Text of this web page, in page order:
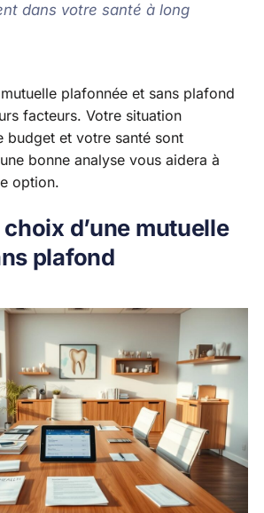
dans votre santé à long
plafonnée et sans plafond
facteurs. Votre situation
budget et votre santé sont
bonne analyse vous aidera à
option.
d’une mutuelle
plafond